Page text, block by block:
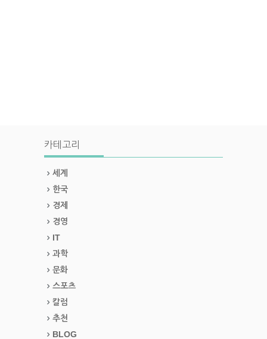
카테고리
세계
한국
경제
경영
IT
과학
문화
스포츠
칼럼
추천
BLOG